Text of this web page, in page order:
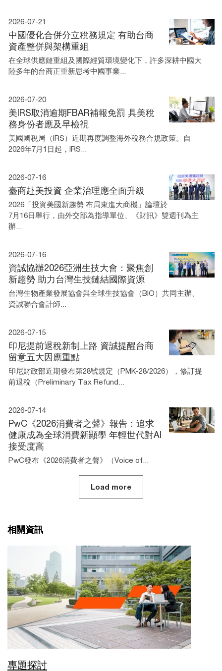
2026-07-21
中國優化合併分立稅務規定 有助台商
資產整併與架構重組
在全球供應鏈重組及國際經貿環境變化下，許多深耕中國大
陸多年的台商正重新思考中國事業...
2026-07-20
美IRS取消逾期FBAR補報免罰 具美稅
務身份者應及早檢視
美國國稅局（IRS）近期再度調整海外稅務合規政策。自
2026年7月1日起，IRS...
2026-07-16
臺商赴美投資 企業治理應全面升級
2026「投資美國新趨勢 布局東進大商機」論壇於
7月16日舉行，由外交部為指導單位、《財訊》雙週刊為主
辦...
2026-07-16
資誠協辦2026亞洲生技大會：聚焦創
新趨勢 助力台灣生技鏈結國際資源
台灣生物產業發展協會與全球生技協會（BIO）共同主辦、
資誠聯合會計師...
2026-07-15
印尼提前退稅新制上路 資誠提醒台商
留意五大因應重點
印尼財政部近期發布第28號規定（PMK-28/2026），修訂提
前退稅（Preliminary Tax Refund...
2026-07-14
PwC《2026消費者之聲》報告：追求
健康成為全球消費新顯學 年輕世代對AI
接受度高
PwC發布《2026消費者之聲》（Voice of...
Load more
相關資訊
專題探討